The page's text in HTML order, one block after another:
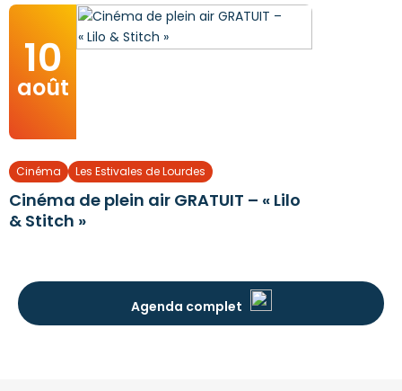
10
août
Cinéma Les Estivales de Lourdes
Cinéma de plein air GRATUIT – « Lilo
& Stitch »
Agenda complet